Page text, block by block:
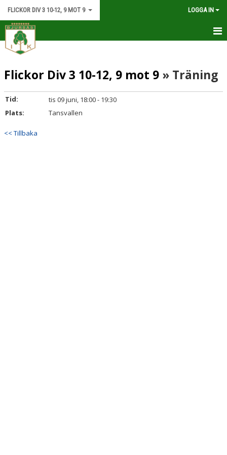
FLICKOR DIV 3 10-12, 9 MOT 9 LOGGA IN
HEM
NYHETER
KALENDER
MATCHER
TRUPPEN
Flickor Div 3 10-12, 9 mot 9 » Träning
Tid:
tis 09 juni, 18:00 - 19:30
Plats:
Tansvallen
<< Tillbaka